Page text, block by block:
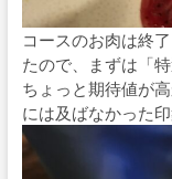
コースのお肉は終
たので、まずは「
ちょっと期待値が
には及ばなかった印